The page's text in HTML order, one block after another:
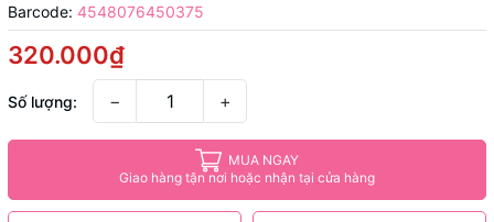
Barcode: 4548076450375
320.000₫
Số lượng: − +
MUA NGAY
Giao hàng tận nơi hoặc nhận tại cửa hàng